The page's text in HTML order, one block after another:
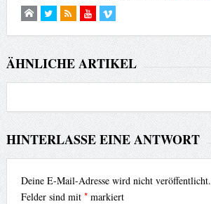
ÄHNLICHE ARTIKEL
HINTERLASSE EINE ANTWORT
Deine E-Mail-Adresse wird nicht veröffentlicht.
Felder sind mit *markiert